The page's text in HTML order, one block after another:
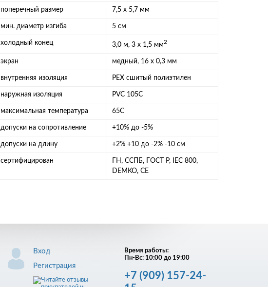
поперечный размер 7,5 х 5,7 мм
мин. диаметр изгиба 5 см
холодный конец 3,0 м, 3 х 1,5 мм2
экран медный, 16 х 0,3 мм
внутренняя изоляция РЕХ сшитый полиэтилен
наружная изоляция PVC 105C
максимальная температура 65C
допуски на сопротивление +10% до -5%
допуски на длину +2% +10 до -2% -10 см
сертифицирован
ГН, ССПБ, ГОСТ Р, IEC 800,
DEMKO, CE
Вход
Регистрация
Время работы:
Пн-Вс: 10:00 до 19:00
+7 (909) 157-24-